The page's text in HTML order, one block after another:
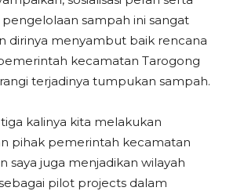
sampah ini sangat
dirinya menyambut baik rencana
kecamatan Tarogong
terjadinya tumpukan sampah.
kalinya kita melakukan
pihak pemerintah kecamatan
saya juga menjadikan wilayah
pilot projects dalam